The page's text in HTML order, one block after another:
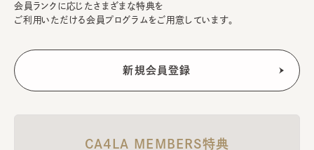
会員ランクに応じたさまざまな特典を
ご利用いただける会員プログラムをご用意しています。
CA4LA MEMBERS特典